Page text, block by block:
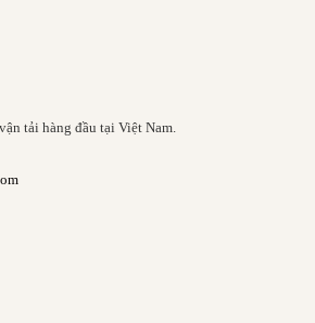
tải hàng đầu tại Việt Nam.